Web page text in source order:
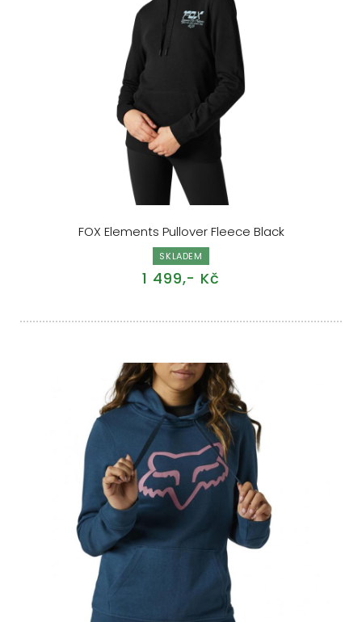
FOX Elements Pullover Fleece Black
SKLADEM
1 499,- Kč